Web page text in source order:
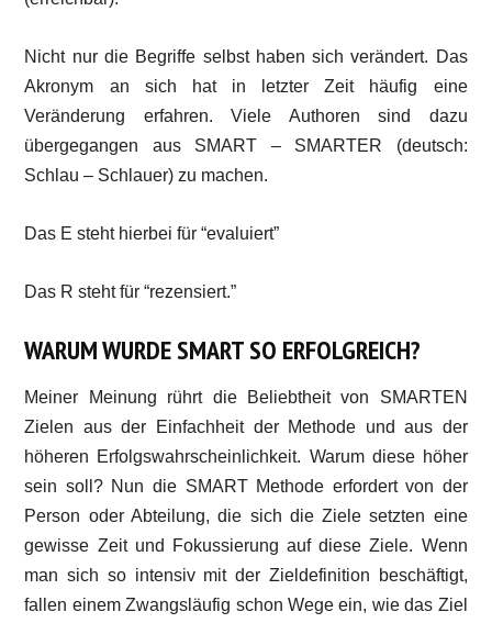
Nicht nur die Begriffe selbst haben sich verändert. Das
Akronym an sich hat in letzter Zeit häufig eine
Veränderung erfahren. Viele Authoren sind dazu
übergegangen aus SMART – SMARTER (deutsch:
Schlau – Schlauer) zu machen.
Das E steht hierbei für “evaluiert”
Das R steht für “rezensiert.”
WARUM WURDE SMART SO ERFOLGREICH?
Meiner Meinung rührt die Beliebtheit von SMARTEN
Zielen aus der Einfachheit der Methode und aus der
höheren Erfolgswahrscheinlichkeit. Warum diese höher
sein soll? Nun die SMART Methode erfordert von der
Person oder Abteilung, die sich die Ziele setzten eine
gewisse Zeit und Fokussierung auf diese Ziele. Wenn
man sich so intensiv mit der Zieldefinition beschäftigt,
fallen einem Zwangsläufig schon Wege ein, wie das Ziel